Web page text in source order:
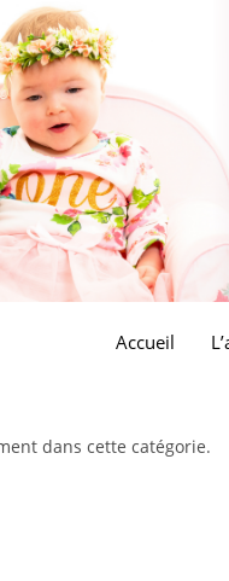
Accueil
dans cette catégorie.